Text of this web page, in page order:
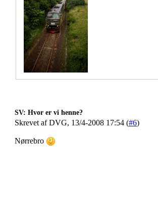
SV: Hvor er vi henne?
Skrevet af DVG, 13/4-2008 17:54 (#6)
Nørrebro